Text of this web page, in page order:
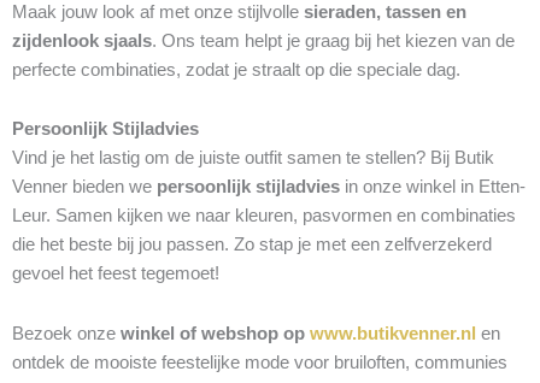
Maak jouw look af met onze stijlvolle sieraden, tassen en
zijdenlook sjaals. Ons team helpt je graag bij het kiezen van de
perfecte combinaties, zodat je straalt op die speciale dag.
Persoonlijk Stijladvies
Vind je het lastig om de juiste outfit samen te stellen? Bij Butik
Venner bieden we persoonlijk stijladvies in onze winkel in Etten-
Leur. Samen kijken we naar kleuren, pasvormen en combinaties
die het beste bij jou passen. Zo stap je met een zelfverzekerd
gevoel het feest tegemoet!
Bezoek onze winkel of webshop op www.butikvenner.nl en
ontdek de mooiste feestelijke mode voor bruiloften, communies